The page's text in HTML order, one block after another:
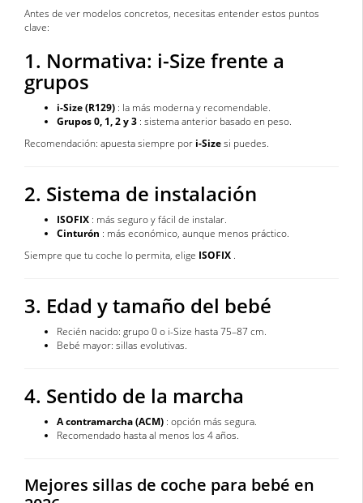
Antes de ver modelos concretos, necesitas entender estos puntos
clave:
1. Normativa: i-Size frente a
grupos
i-Size (R129) : la más moderna y recomendable.
Grupos 0, 1, 2 y 3 : sistema anterior basado en peso.
Recomendación: apuesta siempre por i-Sizesi puedes.
2. Sistema de instalación
ISOFIX : más seguro y fácil de instalar.
Cinturón : más económico, aunque menos práctico.
Siempre que tu coche lo permita, elige ISOFIX .
3. Edad y tamaño del bebé
Recién nacido: grupo 0 o i-Size hasta 75–87 cm.
Bebé mayor: sillas evolutivas.
4. Sentido de la marcha
A contramarcha (ACM) : opción más segura.
Recomendado hasta al menos los 4 años.
Mejores sillas de coche para bebé en